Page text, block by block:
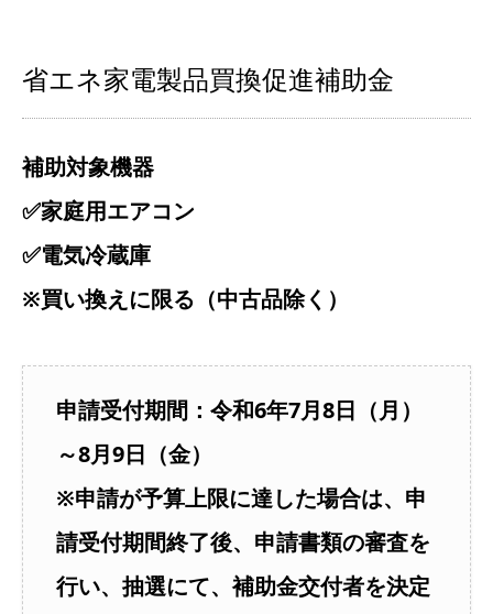
省エネ家電製品買換促進補助金
補助対象機器
✅家庭用エアコン
✅電気冷蔵庫
※買い換えに限る（中古品除く）
申請受付期間：令和6年7月8日（月）
～8月9日（金）
※申請が予算上限に達した場合は、申
請受付期間終了後、申請書類の審査を
行い、抽選にて、補助金交付者を決定